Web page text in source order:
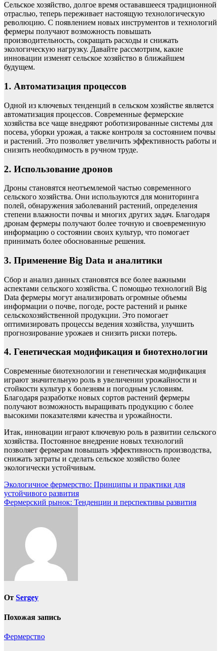
Сельское хозяйство, долгое время остававшееся традиционной
отраслью, теперь переживает настоящую технологическую
революцию. С появлением новых инструментов и технологий
фермеры получают возможность повышать
производительность, сокращать расходы и снижать
экологическую нагрузку. Давайте рассмотрим, какие
инновации изменят сельское хозяйство в ближайшем
будущем.
1. Автоматизация процессов
Одной из ключевых тенденций в сельском хозяйстве является
автоматизация процессов. Современные фермерские
хозяйства все чаще внедряют роботизированные системы для
посева, уборки урожая, а также контроля за состоянием почвы
и растений. Это позволяет увеличить эффективность работы и
снизить необходимость в ручном труде.
2. Использование дронов
Дроны становятся неотъемлемой частью современного
сельского хозяйства. Они используются для мониторинга
полей, обнаружения заболеваний растений, определения
степени влажности почвы и многих других задач. Благодаря
дронам фермеры получают более точную и своевременную
информацию о состоянии своих культур, что помогает
принимать более обоснованные решения.
3. Применение Big Data и аналитики
Сбор и анализ данных становятся все более важными
аспектами сельского хозяйства. С помощью технологий Big
Data фермеры могут анализировать огромные объемы
информации о почве, погоде, росте растений и рынке
сельскохозяйственной продукции. Это помогает
оптимизировать процессы ведения хозяйства, улучшить
прогнозирование урожаев и снизить риски потерь.
4. Генетическая модификация и биотехнологии
Современные биотехнологии и генетическая модификация
играют значительную роль в увеличении урожайности и
стойкости культур к болезням и погодным условиям.
Благодаря разработке новых сортов растений фермеры
получают возможность выращивать продукцию с более
высокими показателями качества и урожайности.
Итак, инновации играют ключевую роль в развитии сельского
хозяйства. Постоянное внедрение новых технологий
позволяет фермерам повышать эффективность производства,
снижать затраты и сделать сельское хозяйство более
экологически устойчивым.
Навигация
по
Экологичное фермерство: Принципы и практики для
устойчивого развития
Фермерский рынок: Тенденции и перспективы развития
От Sergey
Похожая запись
Фермерство